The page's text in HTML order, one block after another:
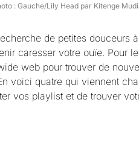
: Gauche/Lily Head par Kitenge
de petites douceurs
caresser votre ouïe. Pour
web pour trouver de
voici quatre qui viennent
vos playlist et de trouver